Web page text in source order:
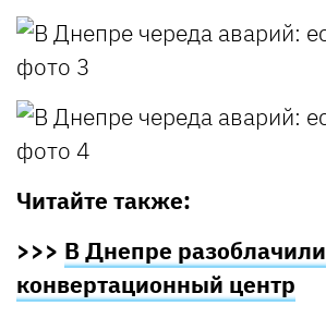
Читайте также:
>>> В Днепре разоблачили
конвертационный центр